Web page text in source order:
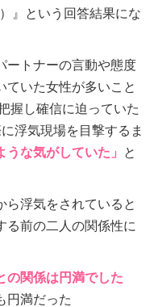
』という回答結果にな
ートナーの言動や態度
ていた女性が多いこと
握し確信に迫っていた
浮気現場を目撃するま
うな気がしていた」
と
ら浮気をされていると
る前の二人の関係性に
の関係は円満でした
円満だった